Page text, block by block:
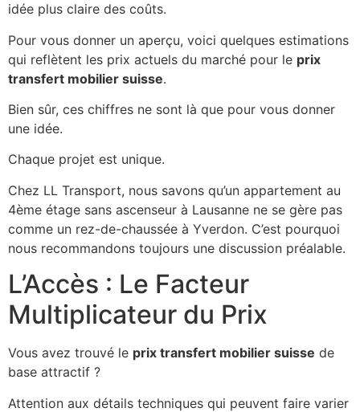
idée plus claire des coûts.
Pour vous donner un aperçu, voici quelques estimations
qui reflètent les prix actuels du marché pour le prix
transfert mobilier suisse.
Bien sûr, ces chiffres ne sont là que pour vous donner
une idée.
Chaque projet est unique.
Chez LL Transport, nous savons qu’un appartement au
4ème étage sans ascenseur à Lausanne ne se gère pas
comme un rez-de-chaussée à Yverdon. C’est pourquoi
nous recommandons toujours une discussion préalable.
L’Accès : Le Facteur
Multiplicateur du Prix
Vous avez trouvé le prix transfert mobilier suisse de
base attractif ?
Attention aux détails techniques qui peuvent faire varier